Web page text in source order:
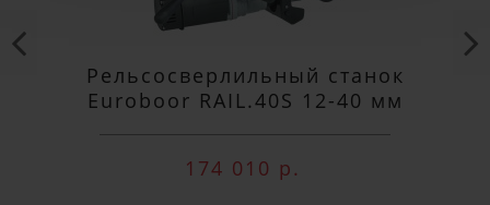
Рельсосверлильный станок
Euroboor RAIL.40S 12-40 мм
174 010 р.